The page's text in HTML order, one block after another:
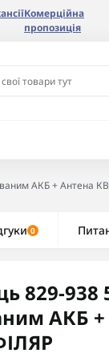
Комерційна
пропозиція
АКБ + Антена
0
829-938
АКБ